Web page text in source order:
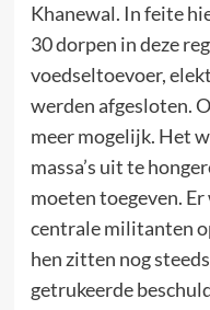
Khanewal. In feite
30 dorpen in deze
voedseltoevoer,
werden afgesloten.
meer mogelijk. Het
massa’s uit te
moeten toegeven. Er
centrale militanten
hen zitten nog
getrukeerde